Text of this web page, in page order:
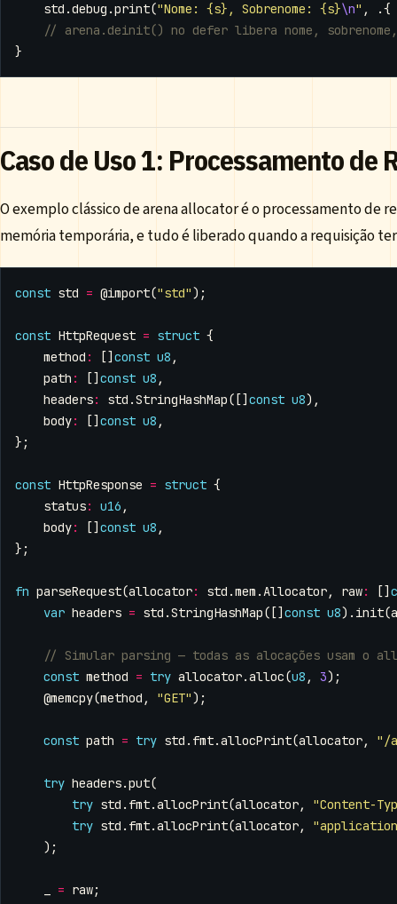
std .debug .print("Nome: {s}, Sobrenome: {s}\n" , .{
}
Caso de Uso 1: Processamento de
O exemplo clássico de arena allocator é o processamento de
memória temporária, e tudo é liberado quando a requisição
const std = @import("std");
const HttpRequest = struct {
method : [] const u8 ,
path : [] const u8 ,
headers: std .StringHashMap([] const u8),
body: [] const u8 ,
};
const HttpResponse = struct {
status: u16 ,
body: [] const u8 ,
};
fn parseRequest(allocator: std .mem . Allocator, raw: []
var headers = std .StringHashMap([] const u8). init(
const method = try allocator.alloc(u8 , 3);
@memcpy(method , "GET");
const path = try std . fmt.allocPrint(allocator, "/
try headers.put(
try std . fmt.allocPrint(allocator,
"Content-
try std . fmt.allocPrint(allocator,
);
= raw;